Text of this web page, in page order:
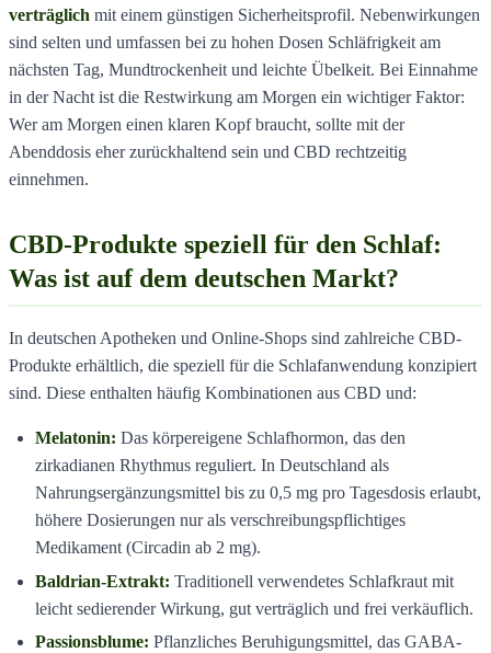
verträglich mit einem günstigen Sicherheitsprofil. Nebenwirkungen
sind selten und umfassen bei zu hohen Dosen Schläfrigkeit am
nächsten Tag, Mundtrockenheit und leichte Übelkeit. Bei Einnahme
in der Nacht ist die Restwirkung am Morgen ein wichtiger Faktor:
Wer am Morgen einen klaren Kopf braucht, sollte mit der
Abenddosis eher zurückhaltend sein und CBD rechtzeitig
einnehmen.
CBD-Produkte speziell für den Schlaf:
Was ist auf dem deutschen Markt?
In deutschen Apotheken und Online-Shops sind zahlreiche CBD-
Produkte erhältlich, die speziell für die Schlafanwendung konzipiert
sind. Diese enthalten häufig Kombinationen aus CBD und:
Melatonin: Das körpereigene Schlafhormon, das den
zirkadianen Rhythmus reguliert. In Deutschland als
Nahrungsergänzungsmittel bis zu 0,5 mg pro Tagesdosis erlaubt,
höhere Dosierungen nur als verschreibungspflichtiges
Medikament (Circadin ab 2 mg).
Baldrian-Extrakt: Traditionell verwendetes Schlafkraut mit
leicht sedierender Wirkung, gut verträglich und frei verkäuflich.
Passionsblume: Pflanzliches Beruhigungsmittel, das GABA-